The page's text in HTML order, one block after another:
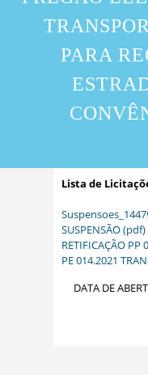
PARA
Lista de
SUSPENSÃO (pdf)
RETIFICAÇÃO PP
PE 014.2021
DATA DE